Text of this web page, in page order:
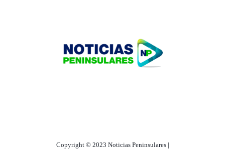
Copyright © 2023 Noticias Peninsulares |